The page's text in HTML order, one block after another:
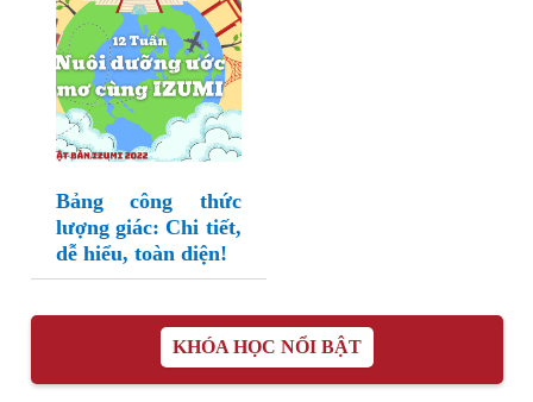
Bảng công thức
lượng giác: Chi tiết,
dễ hiểu, toàn diện!
KHÓA HỌC NỔI BẬT